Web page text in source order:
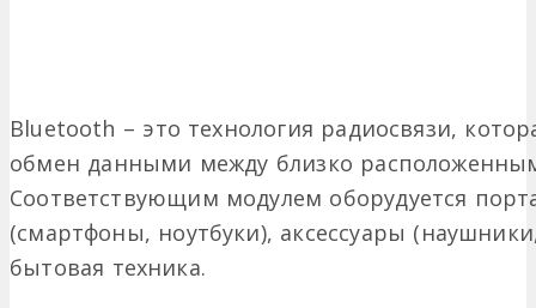
Bluetooth – это технология радиосвязи,
обмен данными между близко
Соответствующим модулем оборудуется
(смартфоны, ноутбуки), аксессуары
бытовая техника.